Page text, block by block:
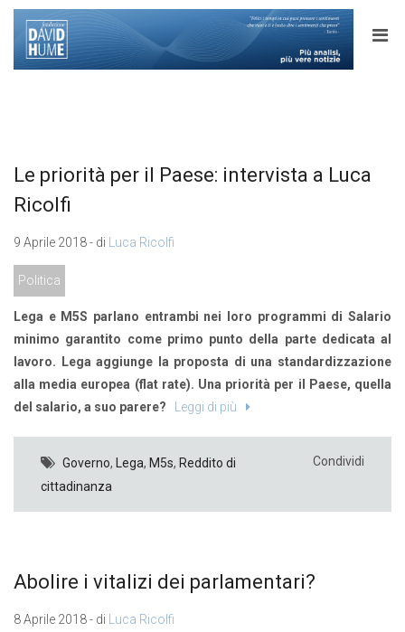
Le priorità per il Paese: intervista a Luca
Ricolfi
9 Aprile 2018 - di Luca Ricolfi
Politica
Lega e M5S parlano entrambi nei loro programmi di Salario
minimo garantito come primo punto della parte dedicata al
lavoro. Lega aggiunge la proposta di una standardizzazione
alla media europea (flat rate). Una priorità per il Paese, quella
del salario, a suo parere?
Leggi di più
Governo, Lega, M5s, Reddito di
cittadinanza
Condividi
Abolire i vitalizi dei parlamentari?
8 Aprile 2018 - di Luca Ricolfi